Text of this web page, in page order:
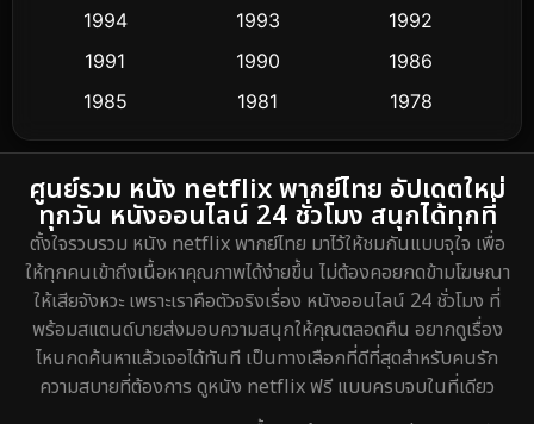
Culture
Dance เต้น
Detective สืบสวน 40
Detective สืบสวน 5
Disaster 4
Disney+ 21
1994
1993
1992
1991
1990
1986
1985
1981
1978
1974
ศูนย์รวม หนัง netflix พากย์ไทย อัปเดตใหม่
ทุกวัน หนังออนไลน์ 24 ชั่วโมง สนุกได้ทุกที่
ตั้งใจรวบรวม หนัง netflix พากย์ไทย มาไว้ให้ชมกันแบบจุใจ เพื่อ
ให้ทุกคนเข้าถึงเนื้อหาคุณภาพได้ง่ายขึ้น ไม่ต้องคอยกดข้ามโฆษณา
ให้เสียจังหวะ เพราะเราคือตัวจริงเรื่อง หนังออนไลน์ 24 ชั่วโมง ที่
พร้อมสแตนด์บายส่งมอบความสนุกให้คุณตลอดคืน อยากดูเรื่อง
ไหนกดค้นหาแล้วเจอได้ทันที เป็นทางเลือกที่ดีที่สุดสำหรับคนรัก
ความสบายที่ต้องการ ดูหนัง netflix ฟรี แบบครบจบในที่เดียว